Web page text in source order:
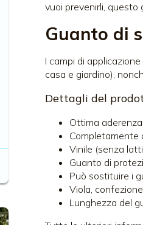
vuoi prevenirli, questo
Guanto di
I campi di
casa e giardino),
Dettagli del
Ottima
Completamente
Vinile (senza
Guanto di
Può sostituire i
Viola,
Lunghezza del